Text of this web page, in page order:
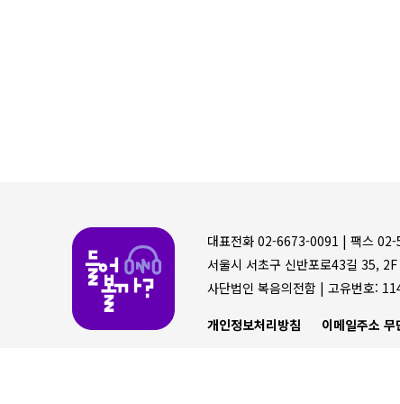
대표전화 02-6673-0091 | 팩스
서울시 서초구 신반포로43길 35,
사단법인 복음의전함 | 고유번호:
개인정보처리방침 이메일주소 무